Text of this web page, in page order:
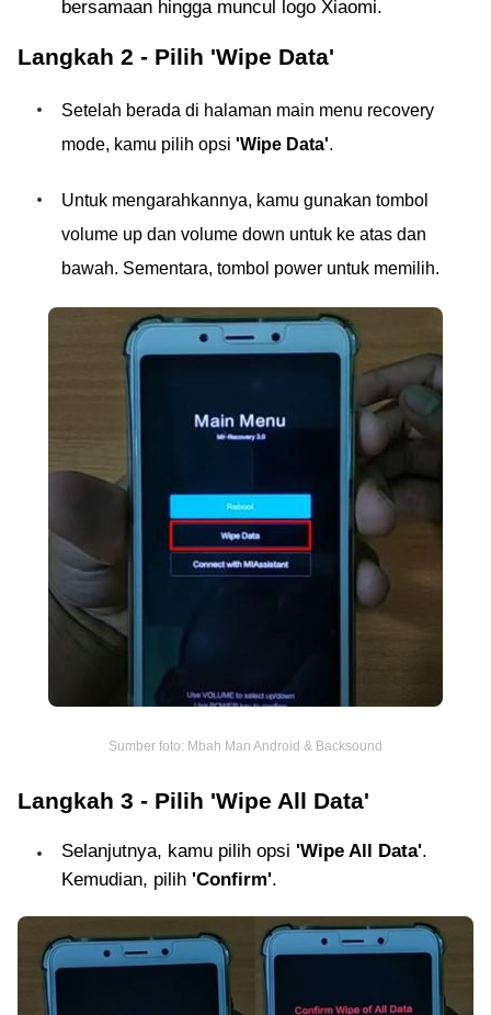
bersamaan hingga muncul logo Xiaomi.
Langkah 2 - Pilih 'Wipe Data'
Setelah berada di halaman main menu recovery
mode, kamu pilih opsi 'Wipe Data'.
Untuk mengarahkannya, kamu gunakan tombol
volume up dan volume down untuk ke atas dan
bawah. Sementara, tombol power untuk memilih.
Sumber foto: Mbah Man Android & Backsound
Langkah 3 - Pilih 'Wipe All Data'
Selanjutnya, kamu pilih opsi 'Wipe All Data'.
Kemudian, pilih 'Confirm'.